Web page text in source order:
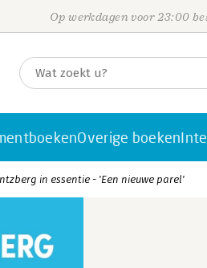
Op werkdagen voor 23:00
Overige boeken
in essentie - 'Een nieuwe parel'